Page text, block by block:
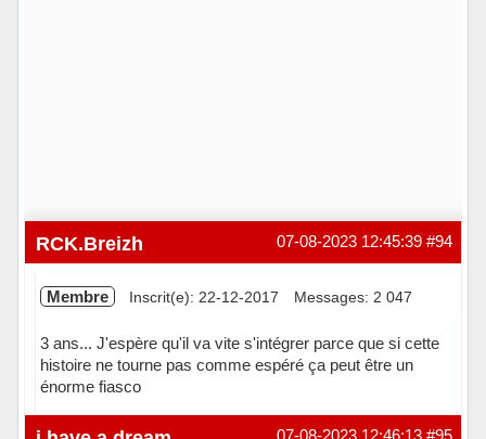
#94
07-08-2023 12:45:39
RCK.Breizh
Membre Inscrit(e): 22-12-2017 Messages: 2 047
3 ans... J'espère qu'il va vite s'intégrer parce que si cette
histoire ne tourne pas comme espéré ça peut être un
énorme fiasco
Hors ligne